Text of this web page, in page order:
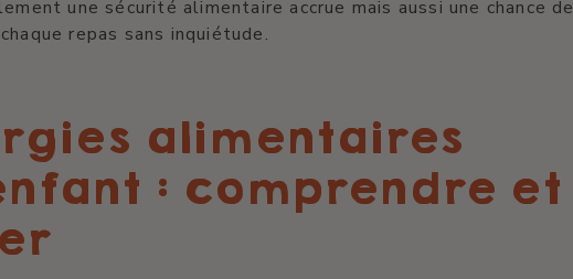
une sécurité alimentaire accrue mais aussi une chance de
repas sans inquiétude.
alimentaires
: comprendre et